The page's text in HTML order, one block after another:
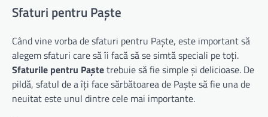
Sfaturi pentru Paște
Când vine vorba de sfaturi pentru Paște, este important să
alegem sfaturi care să îi facă să se simtă speciali pe toți.
Sfaturile pentru Paștetrebuie să fie simple și delicioase. De
pildă, sfatul de a îți face sărbătoarea de Paște să fie una de
neuitat este unul dintre cele mai importante.